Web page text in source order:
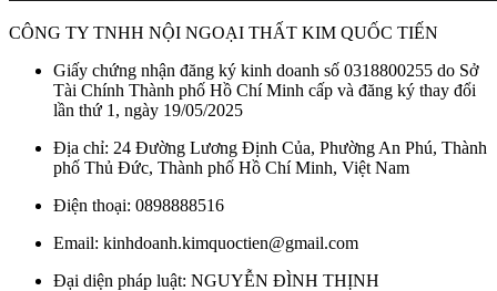
CÔNG TY TNHH NỘI NGOẠI THẤT KIM QUỐC TIẾN
Giấy chứng nhận đăng ký kinh doanh số 0318800255 do Sở
Tài Chính Thành phố Hồ Chí Minh cấp và đăng ký thay đổi
lần thứ 1, ngày 19/05/2025
Địa chỉ: 24 Đường Lương Định Của, Phường An Phú, Thành
phố Thủ Đức, Thành phố Hồ Chí Minh, Việt Nam
Điện thoại: 0898888516
Email: kinhdoanh.kimquoctien@gmail.com
Đại diện pháp luật: NGUYỄN ĐÌNH THỊNH